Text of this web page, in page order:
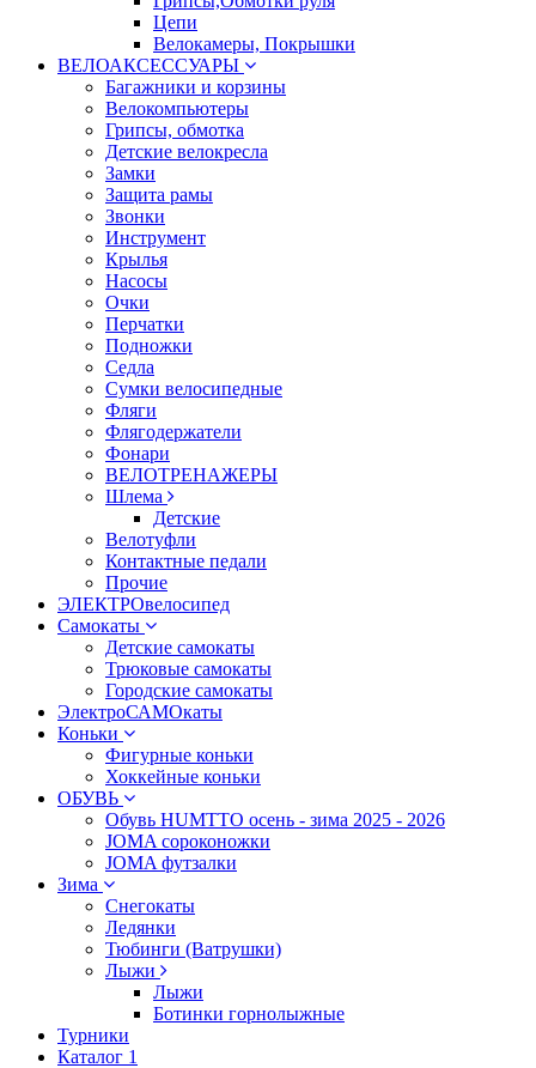
Цепи
Велокамеры, Покрышки
ВЕЛОАКСЕССУАРЫ
Багажники и корзины
Велокомпьютеры
Грипсы, обмотка
Детские велокресла
Замки
Защита рамы
Звонки
Инструмент
Крылья
Насосы
Очки
Перчатки
Подножки
Седла
Сумки велосипедные
Фляги
Флягодержатели
Фонари
ВЕЛОТРЕНАЖЕРЫ
Шлема
Детские
Велотуфли
Контактные педали
Прочие
ЭЛЕКТРОвелосипед
Самокаты
Детские самокаты
Трюковые самокаты
Городские самокаты
ЭлектроСАМОкаты
Коньки
Фигурные коньки
Хоккейные коньки
ОБУВЬ
Обувь HUMTTO осень - зима 2025 - 2026
JOMA сороконожки
JOMA футзалки
Зима
Снегокаты
Ледянки
Тюбинги (Ватрушки)
Лыжи
Лыжи
Ботинки горнолыжные
Турники
Каталог 1